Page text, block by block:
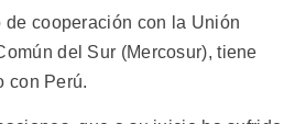
cooperación con la Unión
del Sur (Mercosur), tiene
con Perú.